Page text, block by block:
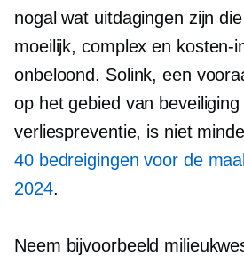
nogal wat uitdagingen zijn
moeilijk, complex en kosten-
onbeloond. Solink, een
op het gebied van beveiliging
verliespreventie, is niet
40 bedreigingen voor de
2024.
Neem bijvoorbeeld